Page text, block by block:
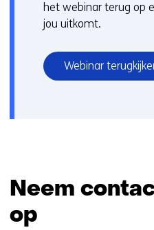
het webinar terug op
jou uitkomt.
Webinar
Neem
op